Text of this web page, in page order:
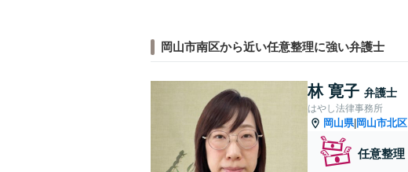
岡山市南区から近い任意整理に強い弁護士
林 寛子 弁護士
はやし法律事務所
岡山県| 岡山市北区
任意整理